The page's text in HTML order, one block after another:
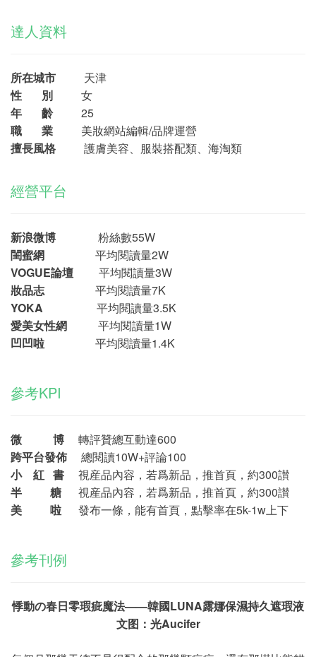
達人資料
所在城市 天津
性 別 女
年 齡25
職 業 美妝網站編輯/品牌運營
擅長風格 護膚美容、服裝搭配類、海淘類
經營平台
新浪微博 粉絲數55W
閨蜜網 平均閱讀量2W
VOGUE論壇
平均閱讀量3W
妝品志
平均閱讀量7K
YOKA 平均閱讀量3.5K
愛美女性網 平均閱讀量1W
凹凹啦
平均閱讀量1.4K
參考KPI
微 博
轉評贊總互動達600
跨平台發佈
總閱讀10W+評論100
小 紅 書 視産品內容，若爲新品，推首頁，約300讃
半 糖
視産品內容，若爲新品，推首頁，約300讃
美 啦 發布一條，能有首頁，點擊率在5k-1w上下
參考刊例
悸動の春日零瑕疵魔法——韓國LUNA露娜保濕持久遮瑕液
文图：光Aucifer